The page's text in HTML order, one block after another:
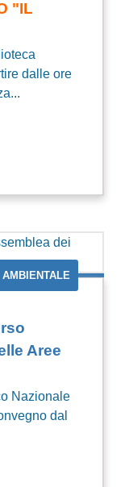
"IL
dalle ore
Aree
Nazionale
dal